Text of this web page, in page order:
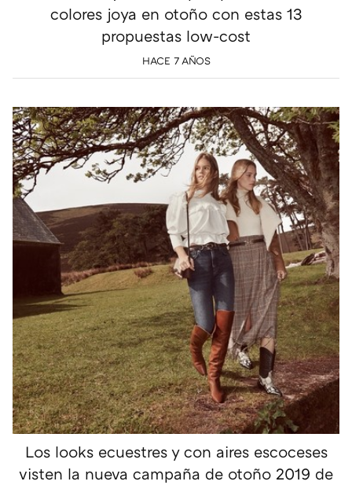
colores joya en otoño con estas 13
propuestas low-cost
HACE 7 AÑOS
Los looks ecuestres y con aires escoceses
visten la nueva campaña de otoño 2019 de